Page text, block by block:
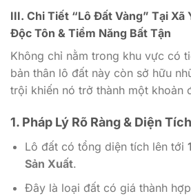
III. Chi Tiết “Lô Đất Vàng” Tại Xã
Độc Tôn & Tiềm Năng Bất Tận
Không chỉ nằm trong khu vực có
bản thân lô đất này còn sở hữu
trội khiến nó trở thành một khoản
1. Pháp Lý Rõ Ràng & Diện
Lô đất có tổng diện tích lên tới
Sản Xuất.
Đây là loại đất có giá thành